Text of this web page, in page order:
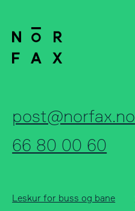
post@norfax.no
66 80 00 60
Leskur for buss og bane